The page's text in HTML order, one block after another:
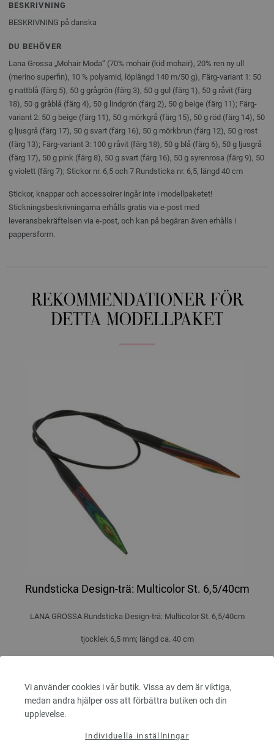
Vi använder cookies i vår butik. Vissa av dem är viktiga,
medan andra hjälper oss att förbättra butiken och din
upplevelse.
Individuella inställningar
BESKRIVNING
BESKRIVNING på danska
DU BEHÖVER
Lana Grossa „Mohair Moda“ (70% mohair (kid mohair), 20% ren ny ull
(merino superfin), 10 % polyamid, löplängd 140 m/50 g), Färg-variant 1: 50
g nattblå (färg 5), 50 g grågrön (färg 3), 50 g gul (färg 1), 50 g råvit (färg
18), 50 g gråblå (färg 4), 50 g lindgrön (färg 2), 50 g beige (färg 11); Färg-
variant 2: 50 g beige (färg 11), 50 g mörkgrå (färg 15), 50 g röd (färg 14), 50
g ljusgrå (färg 17), 50 g svart (färg 16), 50 g mörkbrun (färg 12), 50 g rost
(färg 13); Färg-variant 3: 100 g råvit (färg 18), 50 g blå (färg 6), 50 g ljusgrå
(färg 17), 50 g pink (färg 8), 50 g svart (färg 16), 50 g syrenrosa (färg 9), 50
g violett (färg 7); Stickor nr. 6,5 och 7 Rundsticka nr. 6,5, längd 40 cm
Stickor, knappar och accessoirer ingår inte i modellpaketet!
Stickningsbeskrivningarna erhålls gratis via e-post med
leveransbekräftelsen via e-post, och kan på begäran även erhålls i
pappersform.
REKOMMENDATIONER FÖR
DETTA MODELLPAKET
Rundsticka Design-trä: Multicolor St. 6,5/40cm
LANA GROSSA Rundsticka Design-trä: Multicolor St. 6,5/40cm
tjocklek 6,5 mm; längd ca. 40 cm
ANTAL